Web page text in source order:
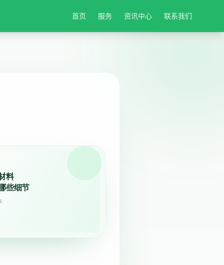
首页 服务 资讯中心 联系我们